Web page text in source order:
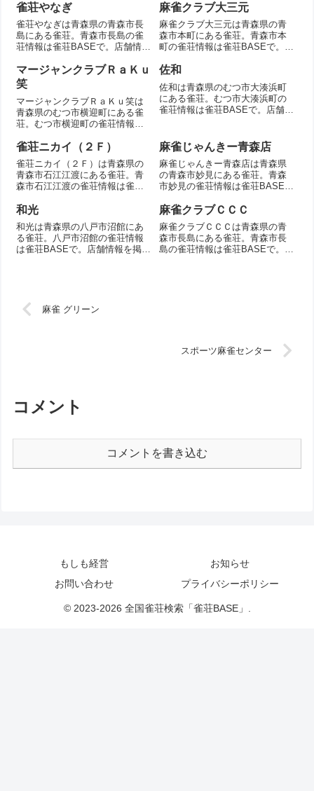
雀荘やなぎ
雀荘やなぎは青森県の青森市長
島にある雀荘。青森市長島の雀
荘情報は雀荘BASEで。店舗情報
麻雀クラブ大三元
麻雀クラブ大三元は青森県の青
森市本町にある雀荘。青森市本
町の雀荘情報は雀荘BASEで。店
マージャンクラブＲａＫｕ
笑
マージャンクラブＲａＫｕ笑は
青森県のむつ市横迎町にある雀
荘。むつ市横迎町の雀荘情報は
佐和
佐和は青森県のむつ市大湊浜町
にある雀荘。むつ市大湊浜町の
雀荘情報は雀荘BASEで。店舗情
雀荘ニカイ（２Ｆ）
雀荘ニカイ（２Ｆ）は青森県の
青森市石江江渡にある雀荘。青
森市石江江渡の雀荘情報は雀荘
麻雀じゃんきー青森店
麻雀じゃんきー青森店は青森県
の青森市妙見にある雀荘。青森
市妙見の雀荘情報は雀荘BASE
和光
和光は青森県の八戸市沼館にあ
る雀荘。八戸市沼館の雀荘情報
は雀荘BASEで。店舗情報を掲
麻雀クラブＣＣＣ
麻雀クラブＣＣＣは青森県の青
森市長島にある雀荘。青森市長
島の雀荘情報は雀荘BASEで。店
麻雀 グリーン
スポーツ麻雀センター
コメント
コメントを書き込む
もしも経営
お知らせ
お問い合わせ
プライバシーポリシー
© 2023-2026 全国雀荘検索「雀荘BASE」.